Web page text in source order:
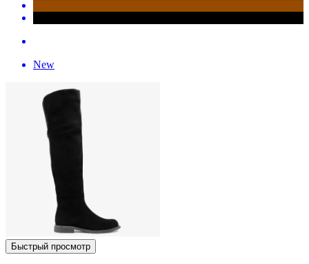
New
Быстрый просмотр